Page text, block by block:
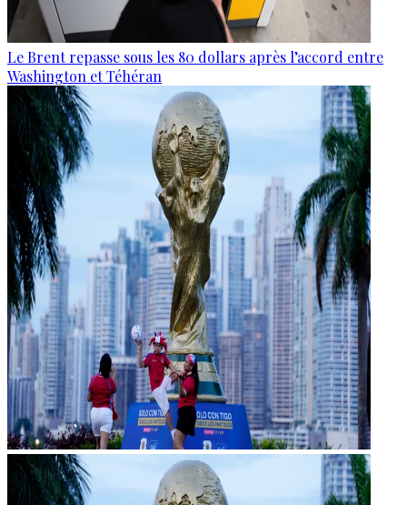
Le Brent repasse sous les 80 dollars après l’accord entre
Washington et Téhéran